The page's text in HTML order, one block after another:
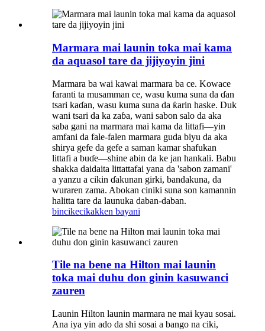
Marmara mai launin toka mai kama
da aquasol tare da jijiyoyin jini
Marmara ba wai kawai marmara ba ce. Kowace
faranti ta musamman ce, wasu kuma suna da ɗan
tsari kaɗan, wasu kuma suna da ƙarin haske. Duk
wani tsari da ka zaɓa, wani sabon salo da aka
saba gani na marmara mai kama da littafi—yin
amfani da fale-falen marmara guda biyu da aka
shirya gefe da gefe a saman kamar shafukan
littafi a buɗe—shine abin da ke jan hankali. Babu
shakka daidaita littattafai yana da 'sabon zamani'
a yanzu a cikin ɗakunan girki, bandakuna, da
wuraren zama. Abokan ciniki suna son kamannin
halitta tare da launuka daban-daban.
bincikecikakken bayani
Tile na bene na Hilton mai launin
toka mai duhu don ginin kasuwanci
zauren
Launin Hilton launin marmara ne mai kyau sosai.
Ana iya yin ado da shi sosai a bango na ciki,